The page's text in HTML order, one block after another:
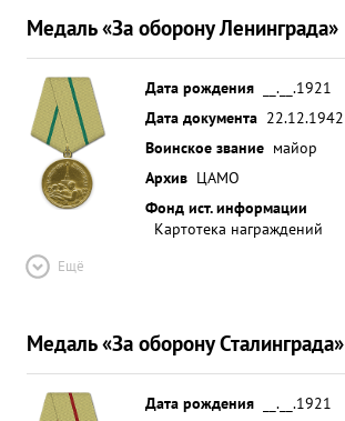
Медаль «За оборону Ленинграда»
Дата рождения
__.__.1921
Дата документа 22.12.1942
Воинское звание майор
Архив ЦАМО
Фонд ист. информации
Картотека награждений
Ещё
Медаль «За оборону Сталинграда»
Дата рождения
__.__.1921